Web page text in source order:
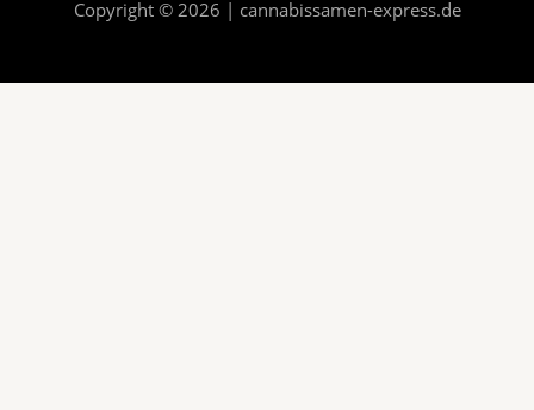
Copyright © 2026 | cannabissamen-express.de